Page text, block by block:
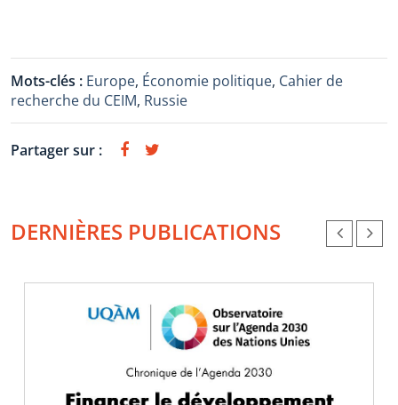
Mots-clés : Europe, Économie politique, Cahier de
recherche du CEIM, Russie
Partager sur :
DERNIÈRES PUBLICATIONS